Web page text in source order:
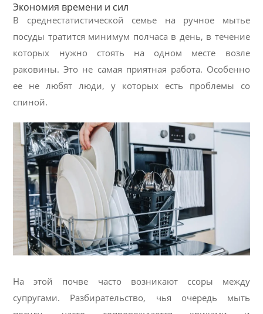
Экономия времени и сил
В среднестатистической семье на ручное мытье
посуды тратится минимум полчаса в день, в течение
которых нужно стоять на одном месте возле
раковины. Это не самая приятная работа. Особенно
ее не любят люди, у которых есть проблемы со
спиной.
На этой почве часто возникают ссоры между
супругами. Разбирательство, чья очередь мыть